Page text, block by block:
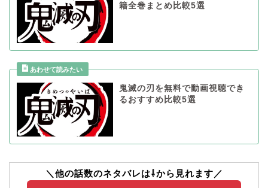
籍全巻まとめ比較5選
鬼滅の刃を無料で動画視聴でき
るおすすめ比較5選
＼他の話数のネタバレは⇩から見れます／